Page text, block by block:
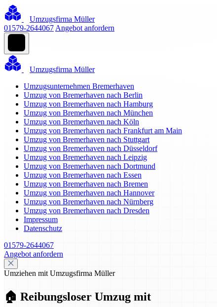
Umzugsfirma Müller
01579-2644067 Angebot anfordern
Umzugsfirma Müller
Umzugsunternehmen Bremerhaven
Umzug von Bremerhaven nach Berlin
Umzug von Bremerhaven nach Hamburg
Umzug von Bremerhaven nach München
Umzug von Bremerhaven nach Köln
Umzug von Bremerhaven nach Frankfurt am Main
Umzug von Bremerhaven nach Stuttgart
Umzug von Bremerhaven nach Düsseldorf
Umzug von Bremerhaven nach Leipzig
Umzug von Bremerhaven nach Dortmund
Umzug von Bremerhaven nach Essen
Umzug von Bremerhaven nach Bremen
Umzug von Bremerhaven nach Hannover
Umzug von Bremerhaven nach Nürnberg
Umzug von Bremerhaven nach Dresden
Impressum
Datenschutz
01579-2644067
Angebot anfordern
Umziehen mit Umzugsfirma Müller
🏠 Reibungsloser Umzug mit